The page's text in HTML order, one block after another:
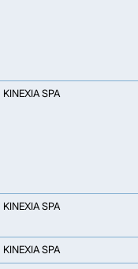
KINEXIA SPA
KINEXIA SPA
KINEXIA SPA